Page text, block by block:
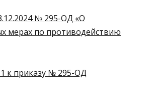
№ 295-ОД «О
мерах по противодействию
к приказу № 295-ОД